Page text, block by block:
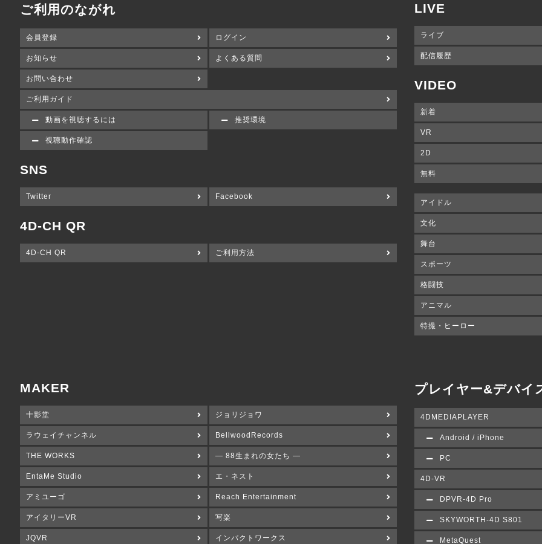
ご利用のながれ
会員登録 ログイン
お知らせ よくある質問
お問い合わせ
ご利用ガイド
動画を視聴するには 推奨環境
視聴動作確認
SNS
Twitter Facebook
4D-CH QR
4D-CH QR ご利用方法
LIVE
ライブ
配信履歴
VIDEO
新着
VR
2D
無料
アイドル
文化
舞台
スポーツ
格闘技
アニマル
特撮・ヒーロー
MAKER
十影堂 ジョリジョワ
ラウェイチャンネル BellwoodRecords
THE WORKS ― 88生まれの女たち ―
EntaMe Studio エ・ネスト
アミユーゴ Reach Entertainment
アイタリーVR 写楽
JQVR インパクトワークス
プレイヤー&デバイ
4DMEDIAPLAYER
Android / iPhone
PC
4D-VR
DPVR-4D Pro
SKYWORTH-4D S801
MetaQuest